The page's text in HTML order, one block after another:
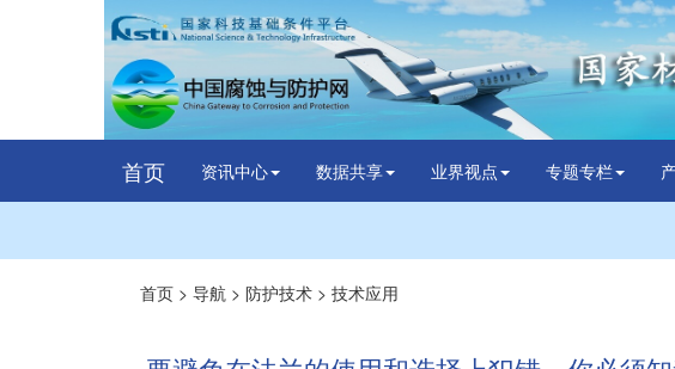
首页 资讯中心 数据共享 业界视点 专题专栏
首页 > 导航 > 防护技术 > 技术应用